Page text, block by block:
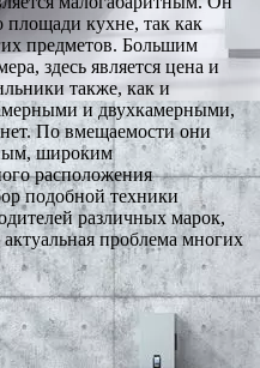
кухне, так как
предметов. Большим
здесь является цена и
также, как и
и двухкамерными,
По вмещаемости они
широким
расположения
подобной техники
различных марок,
проблема многих